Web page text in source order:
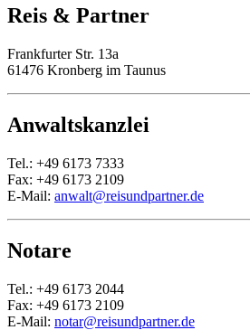
Reis & Partner
Frankfurter Str. 13a
61476 Kronberg im Taunus
Anwaltskanzlei
Tel.: +49 6173 7333
Fax: +49 6173 2109
E-Mail: anwalt@reisundpartner.de
Notare
Tel.: +49 6173 2044
Fax: +49 6173 2109
E-Mail: notar@reisundpartner.de